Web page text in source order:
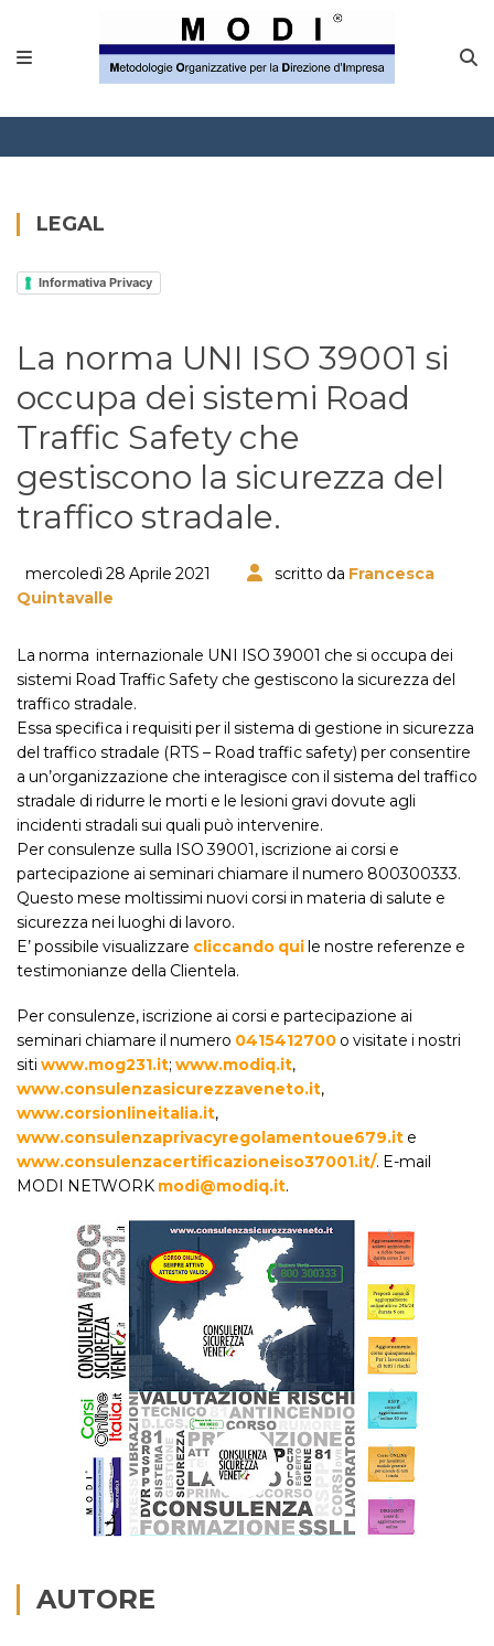
Questionario
Blog e info
FAQ
La norma UNI ISO 39001 si
occupa dei sistemi Road
Traffic Safety che
gestiscono la sicurezza del
traffico stradale.
mercoledì 28 Aprile 2021 scritto da Francesca
Quintavalle
La norma internazionale UNI ISO 39001 che si occupa dei
sistemi Road Traffic Safety che gestiscono la sicurezza del
traffico stradale.
Essa specifica i requisiti per il sistema di gestione in sicurezza
del traffico stradale (RTS – Road traffic safety) per consentire
a un’organizzazione che interagisce con il sistema del traffico
stradale di ridurre le morti e le lesioni gravi dovute agli
incidenti stradali sui quali può intervenire.
Per consulenze sulla ISO 39001, iscrizione ai corsi e
partecipazione ai seminari chiamare il numero 800300333.
Questo mese moltissimi nuovi corsi in materia di salute e
sicurezza nei luoghi di lavoro.
E’ possibile visualizzare cliccando quile nostre referenze e
testimonianze della Clientela.
Per consulenze, iscrizione ai corsi e partecipazione ai
seminari chiamare il numero 0415412700 o visitate i nostri
siti www.mog231.it; www.modiq.it,
www.consulenzasicurezzaveneto.it,
www.corsionlineitalia.it,
www.consulenzaprivacyregolamentoue679.it e
www.consulenzacertificazioneiso37001.it/. E-mail
MODI NETWORK modi@modiq.it.
AUTORE
LEGAL
Informativa Privacy